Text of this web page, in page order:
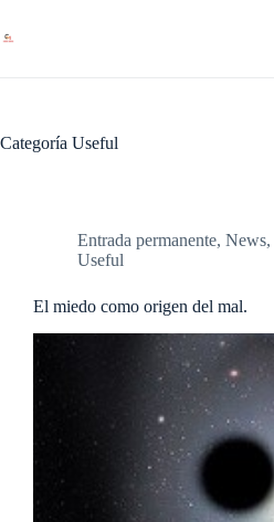
contenido
Categoría Useful
Entrada permanente, News,
Useful
El miedo como origen del mal.